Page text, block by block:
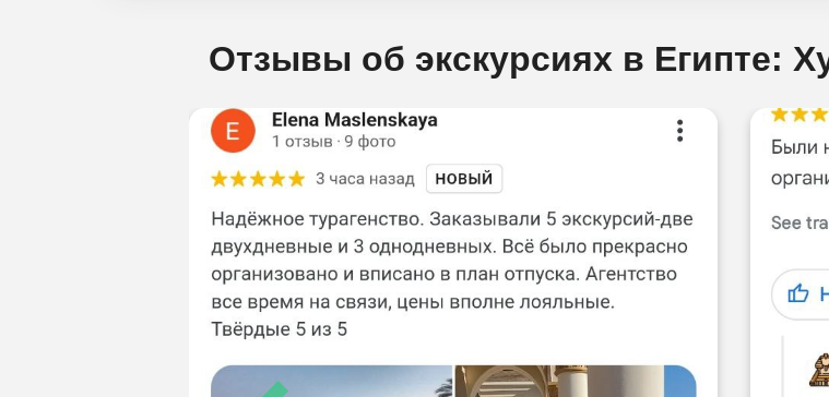
Отзывы об экскурсиях в Египте:
Previous
ЧАСТО ЗАДАВАЕМЫЕ
Откуда забираем на экскурсии и
Как забронировать